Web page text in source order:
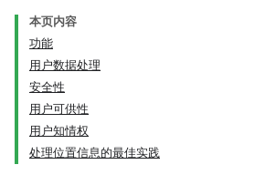
本页内容
功能
用户数据处理
安全性
用户可供性
用户知情权
处理位置信息的最佳实践